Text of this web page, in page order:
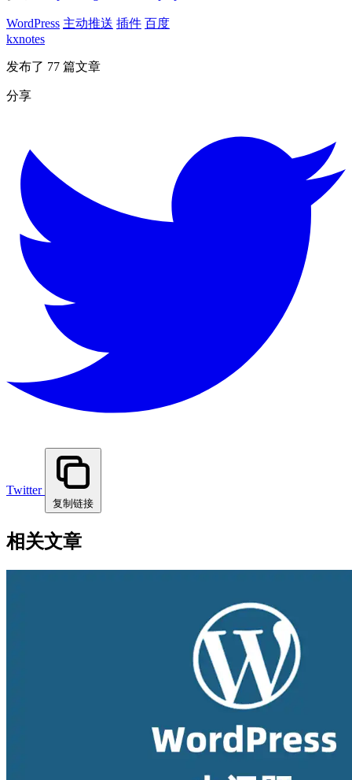
WordPress 主动推送 插件 百度
kxnotes
发布了 77 篇文章
分享
Twitter
复制链接
相关文章